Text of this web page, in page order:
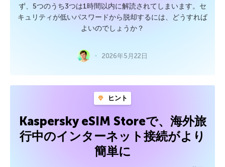
ず、5つのうち3つは1時間以内に解読されてしまいます。セ
キュリティが低いパスワードから脱却するには、どうすれば
よいのでしょうか？
2026年5月22日
ヒント
Kaspersky eSIM Storeで、海外旅
行中のインターネット接続がより
簡単に